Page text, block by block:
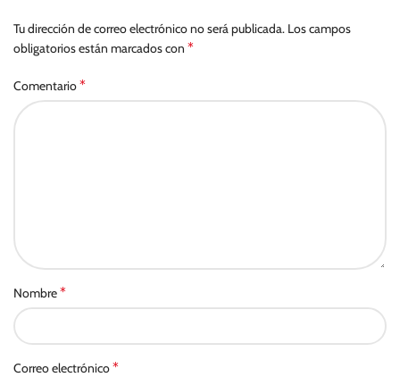
Tu dirección de correo electrónico no será publicada. Los campos
obligatorios están marcados con *
Comentario*
Nombre*
Correo electrónico*